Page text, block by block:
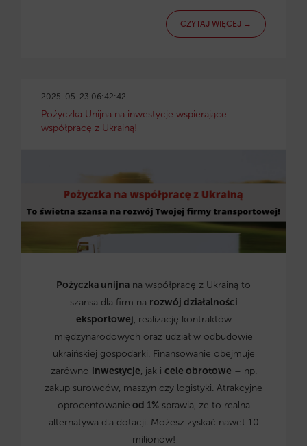
CZYTAJ WIĘCEJ →
2025-05-23 06:42:42
Pożyczka Unijna na inwestycje wspierające
współpracę z Ukrainą!
Pożyczka unijna na współpracę z Ukrainą to
szansa dla firm na rozwój działalności
eksportowej, realizację kontraktów
międzynarodowych oraz udział w odbudowie
ukraińskiej gospodarki. Finansowanie obejmuje
zarówno inwestycje, jak i cele obrotowe – np.
zakup surowców, maszyn czy logistyki. Atrakcyjne
oprocentowanie od 1%sprawia, że to realna
alternatywa dla dotacji. Możesz zyskać nawet 10
milionów!